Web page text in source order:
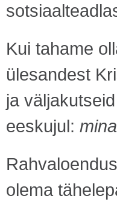
Kui tahame
ülesandest
ja
eeskujul:
olema